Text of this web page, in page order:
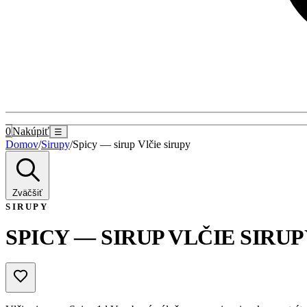
0Nakúpiť ☰
Domov/Sirupy/Spicy — sirup Vlčie sirupy
Zväčšiť
SIRUPY
SPICY — SIRUP VLČIE